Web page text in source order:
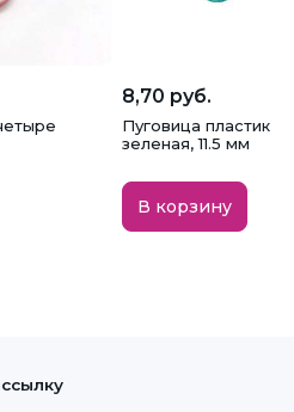
8,70 руб.
Пуговица пластик
зеленая, 11.5 мм
В корзину